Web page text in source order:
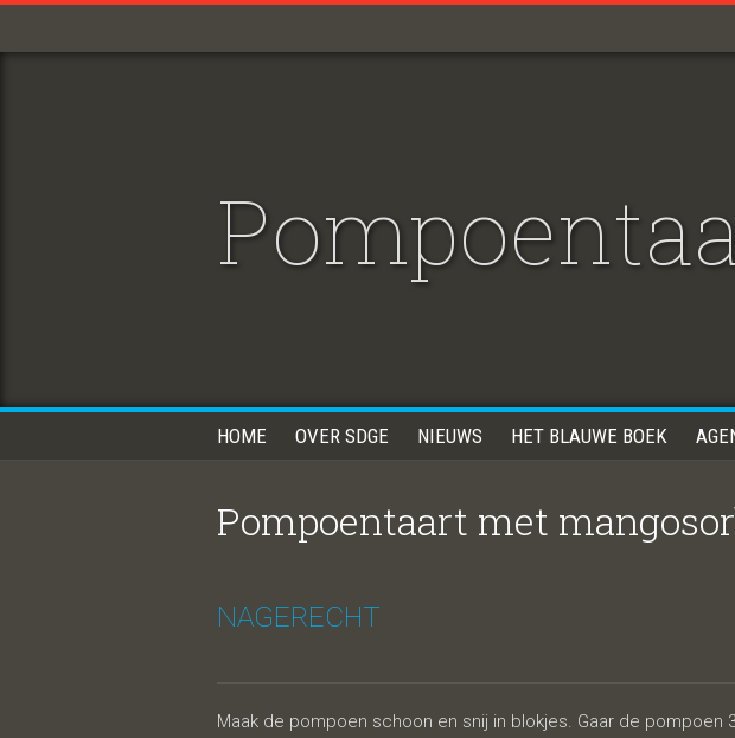
HOME OVER SDGE NIEUWS HET BLAUWE BOEK
Pompoentaart met
NAGERECHT
Maak de pompoen schoon en snij in blokjes. Gaar de pompoen